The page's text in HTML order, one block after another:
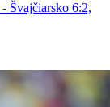
Švajčiarsko 6:2,